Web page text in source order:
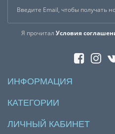
Я прочитал Условия
ИНФОРМАЦИЯ
КАТЕГОРИИ
ЛИЧНЫЙ КАБИНЕТ